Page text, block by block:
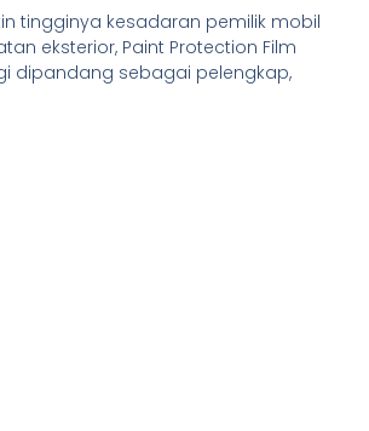
tingginya kesadaran pemilik mobil
eksterior, Paint Protection Film
dipandang sebagai pelengkap,